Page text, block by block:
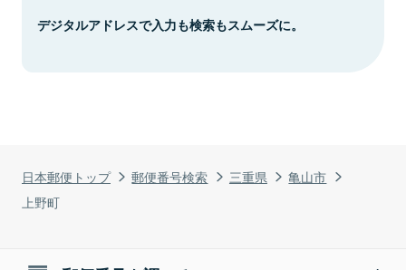
日本郵便トップ 郵便番号検索 三重県
亀山市
上野町
デジタルアドレスで入力も検索もスムーズに。